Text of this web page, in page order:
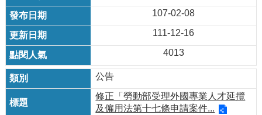
107-02-08
111-12-16
4013
公告
修正「勞動部受理外國專業人才延攬
及僱用法第十七條申請案件...